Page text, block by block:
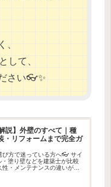
、
して、
さい👓✨
説】外壁のすべて｜種
・リフォームまで完全ガ
び方で迷っている方へ👓 サイ
塗り壁などを建築士が比較
・メンテナンスの違いが分